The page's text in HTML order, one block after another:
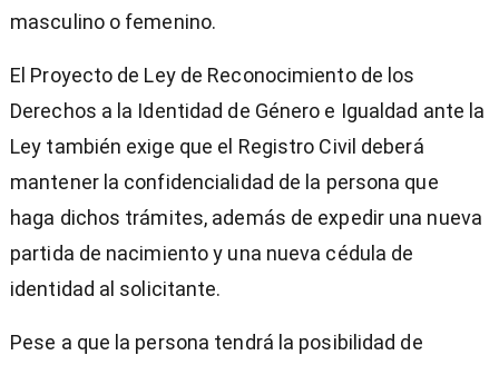
masculino o femenino.
El Proyecto de Ley de Reconocimiento de los
Derechos a la Identidad de Género e Igualdad ante la
Ley también exige que el Registro Civil deberá
mantener la confidencialidad de la persona que
haga dichos trámites, además de expedir una nueva
partida de nacimiento y una nueva cédula de
identidad al solicitante.
Pese a que la persona tendrá la posibilidad de